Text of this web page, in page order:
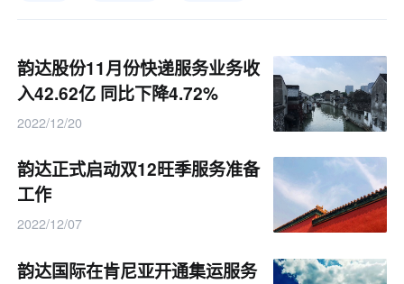
韵达股份11月份快递服务业务收
入42.62亿 同比下降4.72%
2022/12/20
韵达正式启动双12旺季服务准备
工作
2022/12/07
韵达国际在肯尼亚开通集运服务